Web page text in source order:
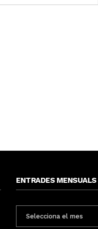
ENTRADES MENSUALS
MENSUALS